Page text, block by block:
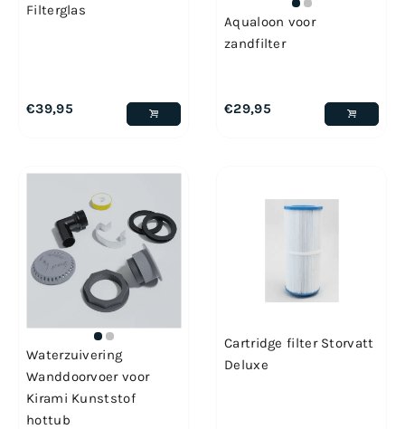
Filterglas
€39,95
Aqualoon voor
zandfilter
€29,95
Waterzuivering
Wanddoorvoer voor
Kirami Kunststof
hottub
Cartridge filter Storvatt
Deluxe